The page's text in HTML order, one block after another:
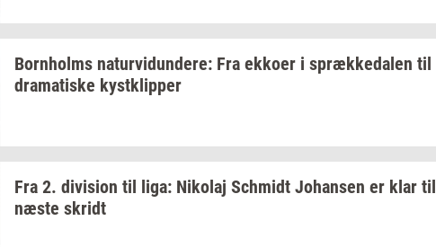
Born­holms na­tur­vi­dun­de­re: Fra ek­ko­er i spræk­ke­da­len til
dra­ma­ti­ske kyst­klip­per
Fra 2. di­vi­sion til liga: Ni­ko­laj Sch­midt Jo­han­sen er klar til
næste skridt